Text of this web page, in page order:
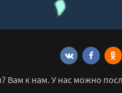
Вам к нам. У нас можно